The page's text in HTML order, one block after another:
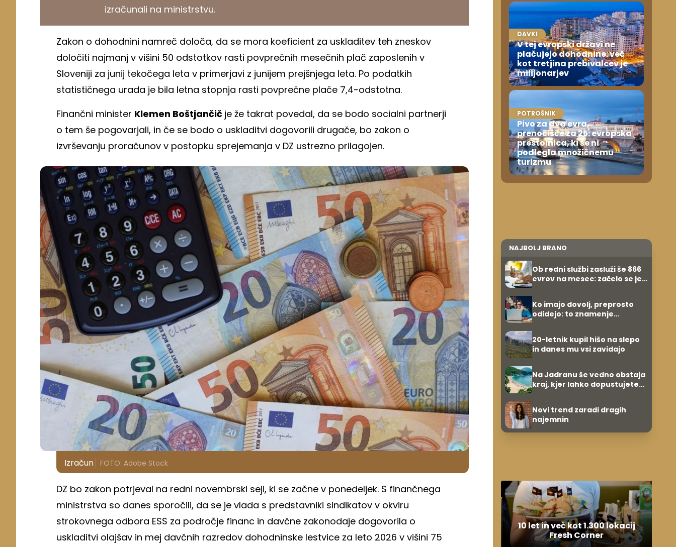
izračunali na ministrstvu.
Zakon o dohodnini namreč določa, da se mora koeficient za uskladitev teh zneskov
določiti najmanj v višini 50 odstotkov rasti povprečnih mesečnih plač zaposlenih v
Sloveniji za junij tekočega leta v primerjavi z junijem prejšnjega leta. Po podatkih
statističnega urada je bila letna stopnja rasti povprečne plače 7,4-odstotna.
Finančni minister Klemen Boštjančič je že takrat povedal, da se bodo socialni partnerji
o tem še pogovarjali, in če se bodo o uskladitvi dogovorili drugače, bo zakon o
izvrševanju proračunov v postopku sprejemanja v DZ ustrezno prilagojen.
Izračun FOTO: Adobe Stock
DZ bo zakon potrjeval na redni novembrski seji, ki se začne v ponedeljek. S finančnega
ministrstva so danes sporočili, da se je vlada s predstavniki sindikatov v okviru
strokovnega odbora ESS za področje financ in davčne zakonodaje dogovorila o
uskladitvi olajšav in mej davčnih razredov dohodninske lestvice za leto 2026 v višini 75
DAVKI
V tej evropski državi ne
plačujejo dohodnine: več
kot tretjina prebivalcev je
milijonarjev
POTROŠNIK
Pivo za dva evra,
prenočišče za 25: evropska
prestolnica, ki še ni
podlegla množičnemu
turizmu
NAJBOLJ BRANO
Ob redni službi zasluži še 866
evrov na mesec: začelo se je
Ko imajo dovolj, preprosto
odidejo: to znamenje
20-letnik kupil hišo na slepo
in danes mu vsi zavidajo
Na Jadranu še vedno obstaja
kraj, kjer lahko dopustujete
Novi trend zaradi dragih
najemnin
10 let in več kot 1.300 lokacij
Fresh Corner